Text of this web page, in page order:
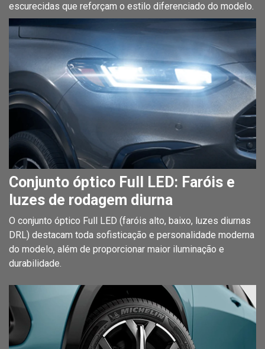
escurecidas que reforçam o estilo diferenciado do modelo.
Conjunto óptico Full LED: Faróis e
luzes de rodagem diurna
O conjunto óptico Full LED (faróis alto, baixo, luzes diurnas
DRL) destacam toda sofisticação e personalidade moderna
do modelo, além de proporcionar maior iluminação e
durabilidade.